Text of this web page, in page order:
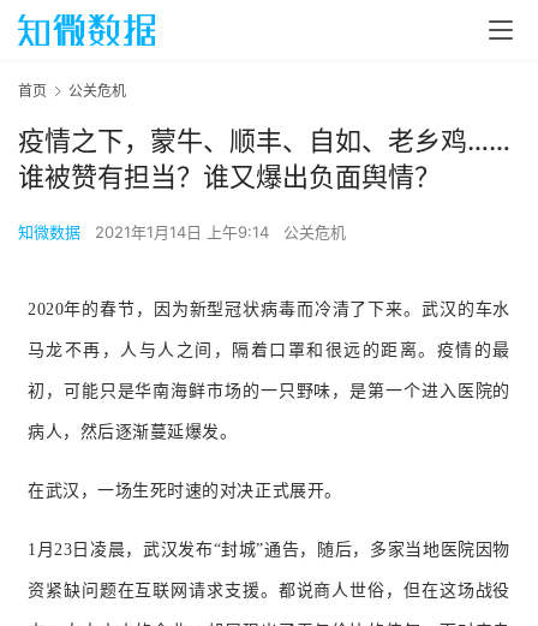
首页 公关危机
疫情之下，蒙牛、顺丰、自如、老乡鸡……
谁被赞有担当？谁又爆出负面舆情？
知微数据 2021年1月14日 上午9:14 公关危机
2020年的春节，因为新型冠状病毒而冷清了下来。 武汉的车水
马龙不再，人与人之间，隔着口罩和很远的距离。疫情的最
初，可能只是华南海鲜市场的一只野味，是第一个进入医院的
病人，然后逐渐蔓延爆发。
在武汉，一场生死时速的对决正式展开。
1月23日凌晨，武汉发布“封城”通告，随后，多家当地医院因物
资紧缺问题在互联网请求支援。都说商人世俗，但在这场战役